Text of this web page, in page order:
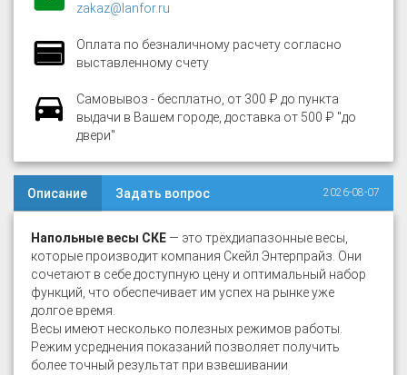
zakaz@lanfor.ru
Оплата по безналичному расчету согласно
выставленному счету
Самовывоз - бесплатно, от 300 ₽ до пункта
выдачи в Вашем городе, доставка от 500 ₽ "до
двери"
Описание Задать вопрос 2026-08-07
Напольные весы СКЕ — это трёхдиапазонные весы,
которые производит компания Скейл Энтерпрайз. Они
сочетают в себе доступную цену и оптимальный набор
функций, что обеспечивает им успех на рынке уже
долгое время.
Весы имеют несколько полезных режимов работы.
Режим усреднения показаний позволяет получить
более точный результат при взвешивании